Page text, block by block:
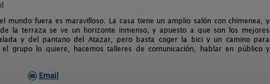
mundo fuera es maravilloso. La casa tiene un amplio salón con chimenea, y
la terraza se ve un horizonte inmenso, y apuesto a que son los mejores
y del pantano del Atazar, pero basta coger la bici y un camino para
grupo lo quiere, hacemos talleres de comunicación, hablar en público y
Email